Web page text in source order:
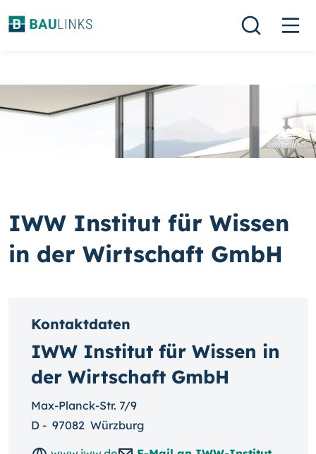
IWW Institut für Wissen
in der Wirtschaft GmbH
Kontaktdaten
IWW Institut für Wissen in
der Wirtschaft GmbH
Max-Planck-Str. 7/9
D - 97082 Würzburg